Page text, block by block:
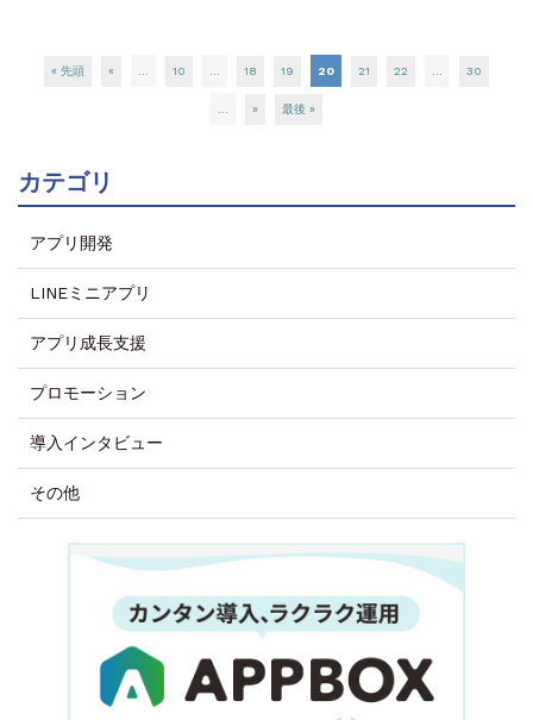
« 先頭 « 10 18 19 20 21 22 30
» 最後 »
カテゴリ
アプリ開発
LINEミニアプリ
アプリ成長支援
プロモーション
導入インタビュー
その他